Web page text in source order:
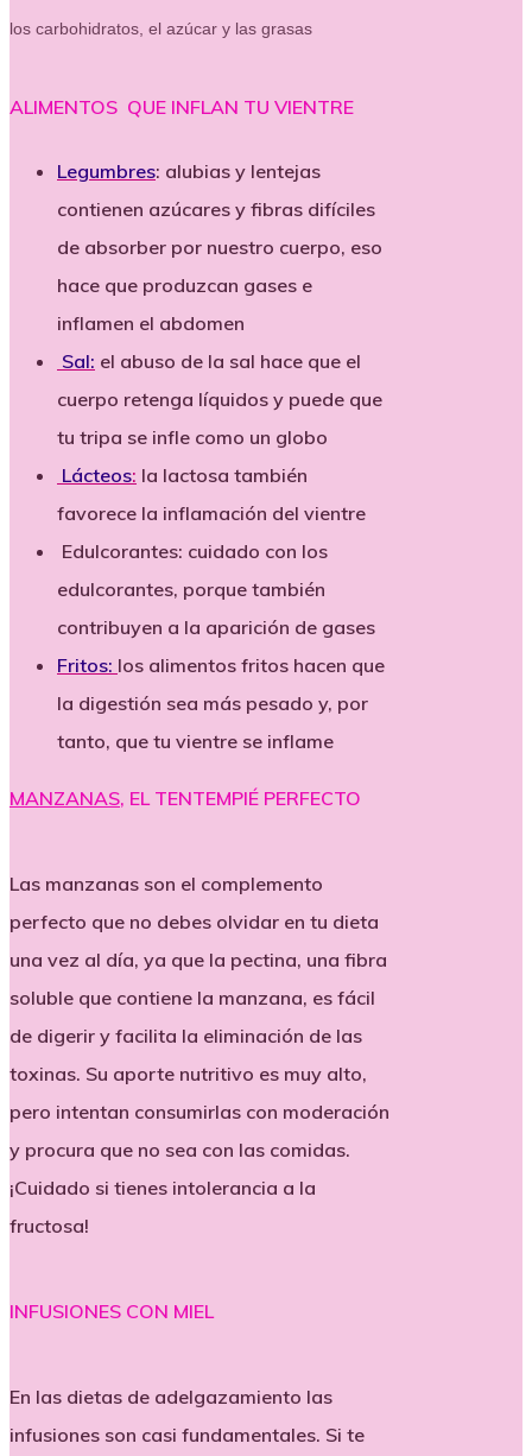
los carbohidratos, el azúcar y las grasas
ALIMENTOS QUE INFLAN TU VIENTRE
Legumbres: alubias y lentejas
contienen azúcares y fibras difíciles
de absorber por nuestro cuerpo, eso
hace que produzcan gases e
inflamen el abdomen
Sal: el abuso de la sal hace que el
cuerpo retenga líquidos y puede que
tu tripa se infle como un globo
Lácteos: la lactosa también
favorece la inflamación del vientre
Edulcorantes: cuidado con los
edulcorantes, porque también
contribuyen a la aparición de gases
Fritos: los alimentos fritos hacen que
la digestión sea más pesado y, por
tanto, que tu vientre se inflame
MANZANAS, EL TENTEMPIÉ PERFECTO
Las manzanas son el complemento
perfecto que no debes olvidar en tu dieta
una vez al día, ya que la pectina, una fibra
soluble que contiene la manzana, es fácil
de digerir y facilita la eliminación de las
toxinas. Su aporte nutritivo es muy alto,
pero intentan consumirlas con moderación
y procura que no sea con las comidas.
¡Cuidado si tienes intolerancia a la
fructosa!
INFUSIONES CON MIEL
En las dietas de adelgazamiento las
infusiones son casi fundamentales. Si te